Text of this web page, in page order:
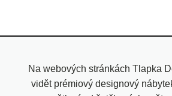
Na webových stránkách Tlapka
vidět prémiový designový